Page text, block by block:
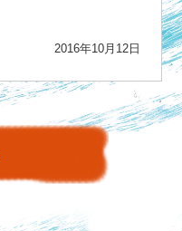
2016年10月12日